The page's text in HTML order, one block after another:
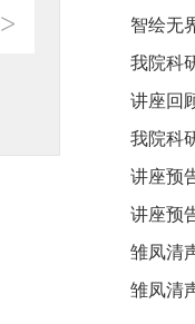
>
智绘无
我院科
讲座回
我院科
讲座预
讲座预
雏凤清
雏凤清